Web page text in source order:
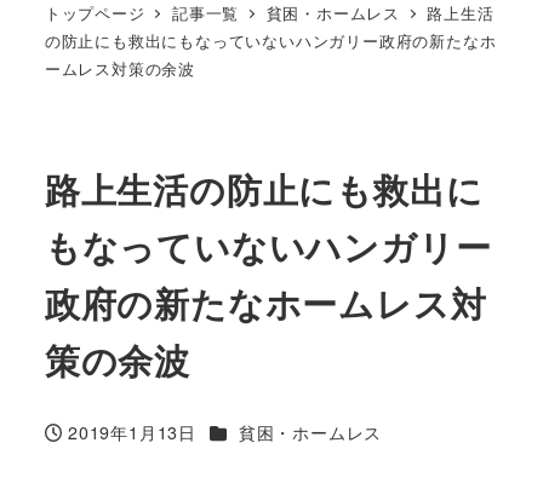
トップページ 記事一覧 貧困・ホームレス
路上生活
の防止にも救出にもなっていないハンガリー政府の新たなホ
ームレス対策の余波
路上生活の防止にも救出に
もなっていないハンガリー
政府の新たなホームレス対
策の余波
投稿日
2019年1月13日 カテゴリー
貧困・ホームレス